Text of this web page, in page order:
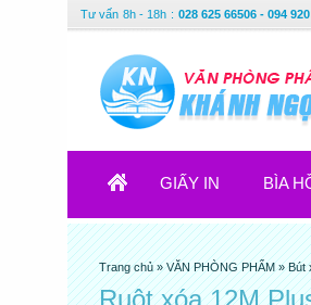
Tư vấn 8h - 18h : 028 625 66506 - 094
GIẤY IN BÌA
Trang chủ»VĂN PHÒNG PHẨM »Bút
Ruột xóa 12M